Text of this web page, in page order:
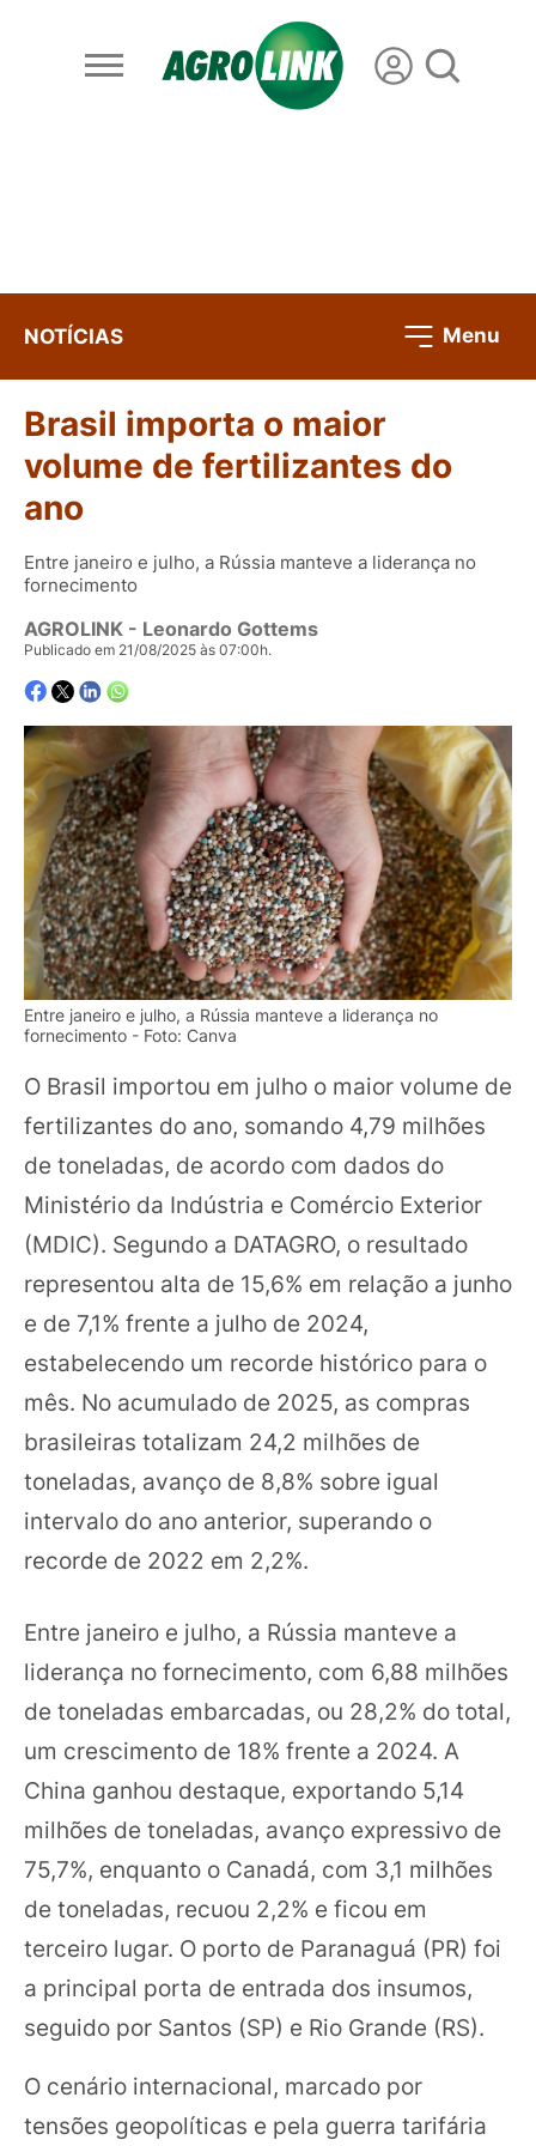
NOTÍCIAS Menu
Brasil importa o maior
volume de fertilizantes do
ano
Entre janeiro e julho, a Rússia manteve a liderança no
fornecimento
AGROLINK - Leonardo Gottems
Publicado em 21/08/2025 às 07:00h.
Entre janeiro e julho, a Rússia manteve a liderança no
fornecimento - Foto: Canva
O Brasil importou em julho o maior volume de
fertilizantes do ano, somando 4,79 milhões
de toneladas, de acordo com dados do
Ministério da Indústria e Comércio Exterior
(MDIC). Segundo a DATAGRO, o resultado
representou alta de 15,6% em relação a junho
e de 7,1% frente a julho de 2024,
estabelecendo um recorde histórico para o
mês. No acumulado de 2025, as compras
brasileiras totalizam 24,2 milhões de
toneladas, avanço de 8,8% sobre igual
intervalo do ano anterior, superando o
recorde de 2022 em 2,2%.
Entre janeiro e julho, a Rússia manteve a
liderança no fornecimento, com 6,88 milhões
de toneladas embarcadas, ou 28,2% do total,
um crescimento de 18% frente a 2024. A
China ganhou destaque, exportando 5,14
milhões de toneladas, avanço expressivo de
75,7%, enquanto o Canadá, com 3,1 milhões
de toneladas, recuou 2,2% e ficou em
terceiro lugar. O porto de Paranaguá (PR) foi
a principal porta de entrada dos insumos,
seguido por Santos (SP) e Rio Grande (RS).
O cenário internacional, marcado por
tensões geopolíticas e pela guerra tarifária